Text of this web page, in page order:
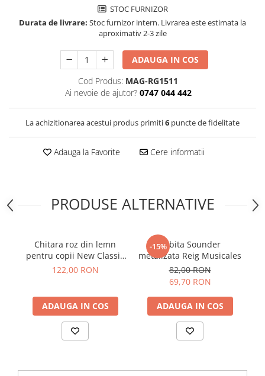
STOC FURNIZOR
Durata de livrare: Stoc furnizor intern. Livrarea este estimata la
aproximativ 2-3 zile
ADAUGA IN COS
Cod Produs: MAG-RG1511
Ai nevoie de ajutor? 0747 044 442
La achizitionarea acestui produs primiti6 puncte de fidelitate
Adauga la Favorite Cere informatii
PRODUSE ALTERNATIVE
Chitara roz din lemn
pentru copii New Classic
Toys
122,00 RON
ADAUGA IN COS
-15%Tobita Sounder
metalizata Reig Musicales
82,00 RON
69,70 RON
ADAUGA IN COS